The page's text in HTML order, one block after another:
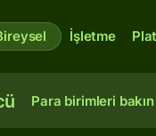
İşletme
Para birimleri bakın